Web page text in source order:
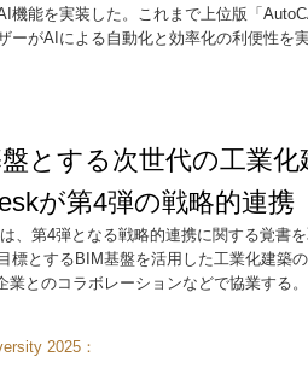
機能を実装した。これまで上位版「
ーがAIによる自動化と効率化の利便性を
とする次世代の工業
が第4弾の戦略的連携
、第4弾となる戦略的連携に関する覚書
標とするBIM基盤を活用した工業化建築
とのコラボレーションなどで協業する。
2025：